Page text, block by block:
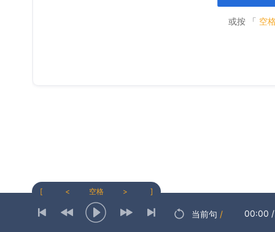
或按 「 空
[ < 空格 > ]
当前句 / 00:00 /